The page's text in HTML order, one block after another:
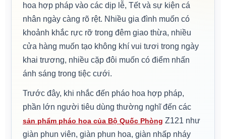
hoa hợp pháp vào các dịp lễ, Tết và sự kiện cá
nhân ngày càng rõ rệt. Nhiều gia đình muốn có
khoảnh khắc rực rỡ trong đêm giao thừa, nhiều
cửa hàng muốn tạo không khí vui tươi trong ngày
khai trương, nhiều cặp đôi muốn có điểm nhấn
ánh sáng trong tiệc cưới.
Trước đây, khi nhắc đến pháo hoa hợp pháp,
phần lớn người tiêu dùng thường nghĩ đến các
sản phẩm pháo hoa của Bộ Quốc Phòng Z121 như
giàn phun viên, giàn phun hoa, giàn nhấp nháy